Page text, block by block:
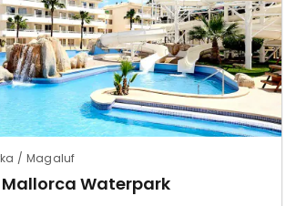
/ Magaluf
Mallorca Waterpark